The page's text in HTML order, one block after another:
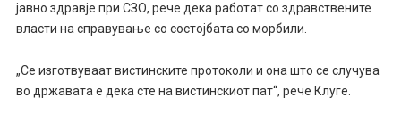
јавно здравје при СЗО, рече дека работат со здравствените
власти на справување со состојбата со морбили.
„Се изготвуваат вистинските протоколи и она што се случува
во државата е дека сте на вистинскиот пат“, рече Клуге.